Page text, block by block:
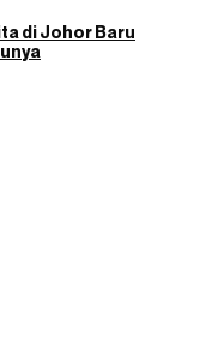
di Johor Baru